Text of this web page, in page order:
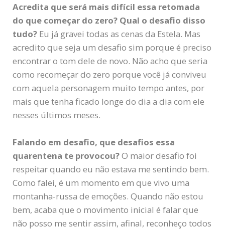
Acredita que será mais difícil essa retomada
do que começar do zero? Qual o desafio disso
tudo? Eu já gravei todas as cenas da Estela. Mas
acredito que seja um desafio sim porque é preciso
encontrar o tom dele de novo. Não acho que seria
como recomeçar do zero porque você já conviveu
com aquela personagem muito tempo antes, por
mais que tenha ficado longe do dia a dia com ele
nesses últimos meses.
Falando em desafio, que desafios essa
quarentena te provocou?O maior desafio foi
respeitar quando eu não estava me sentindo bem.
Como falei, é um momento em que vivo uma
montanha-russa de emoções. Quando não estou
bem, acaba que o movimento inicial é falar que
não posso me sentir assim, afinal, reconheço todos